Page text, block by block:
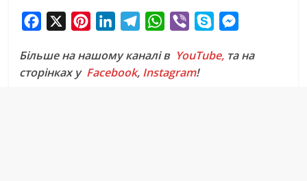
c
e
n
t
n
k
l
e
W
a
t
b
e
y
s
Більше на нашому каналі в YouTube, та на
сторінках у Facebook, Instagram!